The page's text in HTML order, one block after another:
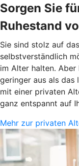
Sorgen Sie
Ruhestand
Sie sind stolz auf
selbstverständlich
im Alter halten.
geringer aus als das
mit einer privaten
ganz entspannt auf
Mehr zur privaten